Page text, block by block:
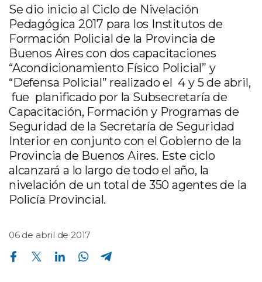
Se dio inicio al Ciclo de Nivelación
Pedagógica 2017 para los Institutos de
Formación Policial de la Provincia de
Buenos Aires con dos capacitaciones
“Acondicionamiento Físico Policial” y
“Defensa Policial” realizado el 4 y 5 de abril,
fue planificado por la Subsecretaría de
Capacitación, Formación y Programas de
Seguridad de la Secretaría de Seguridad
Interior en conjunto con el Gobierno de la
Provincia de Buenos Aires. Este ciclo
alcanzará a lo largo de todo el año, la
nivelación de un total de 350 agentes de la
Policía Provincial.
06 de abril de 2017
Compartir en Facebook Compartir en Twitter Compartir en Linkedin Compartir en Whatsapp